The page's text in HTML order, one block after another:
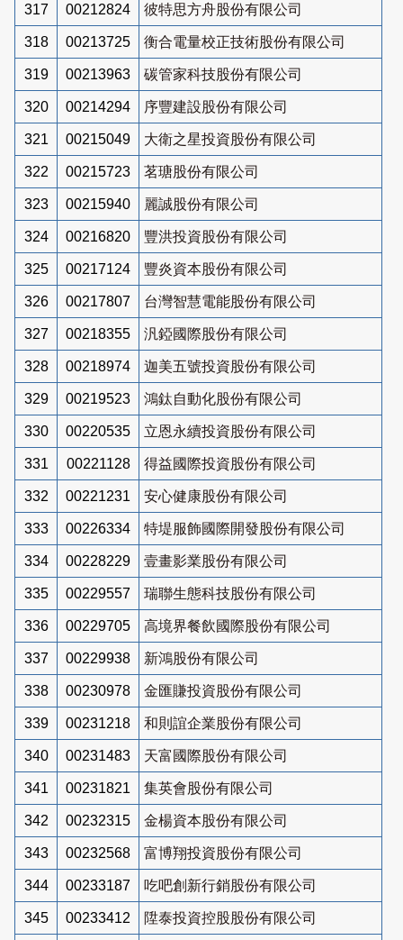
317 00212824 彼特思方舟股份有限公司
318 00213725 衡合電量校正技術股份有限公司
319 00213963 碳管家科技股份有限公司
320 00214294 序豐建設股份有限公司
321 00215049 大衛之星投資股份有限公司
322 00215723 茗瑭股份有限公司
323 00215940 麗誠股份有限公司
324 00216820 豐洪投資股份有限公司
325 00217124 豐炎資本股份有限公司
326 00217807 台灣智慧電能股份有限公司
327 00218355 汎錏國際股份有限公司
328 00218974 迦美五號投資股份有限公司
329 00219523 鴻鈦自動化股份有限公司
330 00220535 立恩永續投資股份有限公司
331 00221128 得益國際投資股份有限公司
332 00221231 安心健康股份有限公司
333 00226334 特堤服飾國際開發股份有限公司
334 00228229 壹畫影業股份有限公司
335 00229557 瑞聯生態科技股份有限公司
336 00229705 高境界餐飲國際股份有限公司
337 00229938 新鴻股份有限公司
338 00230978 金匯賺投資股份有限公司
339 00231218 和則誼企業股份有限公司
340 00231483 天富國際股份有限公司
341 00231821 集英會股份有限公司
342 00232315 金楊資本股份有限公司
343 00232568 富博翔投資股份有限公司
344 00233187 吃吧創新行銷股份有限公司
345 00233412 陞泰投資控股股份有限公司